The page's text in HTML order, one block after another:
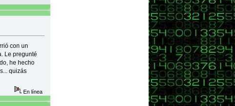
con un
Le pregunté
he hecho
quizás
En línea